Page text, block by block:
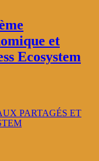
et
Ecosystem
PARTAGÉS ET